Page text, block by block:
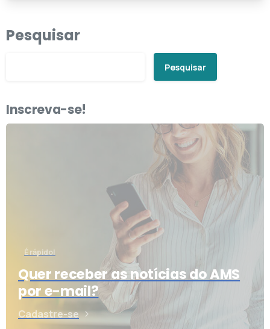
Pesquisar
Pesquisar
Inscreva-se!
É rápido!
Quer receber as notícias do AMS
por e-mail?
Cadastre-se